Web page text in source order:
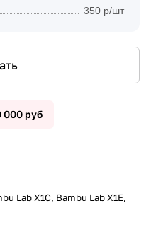
350 р/шт
000 руб
Lab X1C, Bambu Lab X1E,